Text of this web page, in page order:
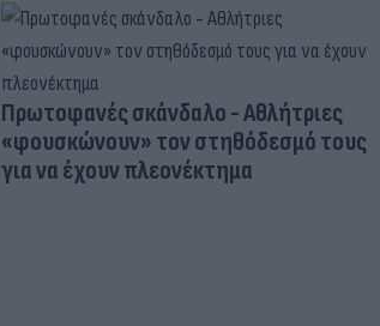
Πρωτοφανές σκάνδαλο - Aθλήτριες
«φουσκώνουν» τον στηθόδεσμό τους
για να έχουν πλεονέκτημα